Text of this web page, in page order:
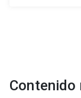
Contenido